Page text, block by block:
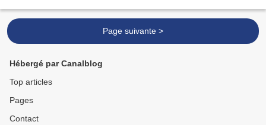
Page suivante >
Hébergé par Canalblog
Top articles
Pages
Contact